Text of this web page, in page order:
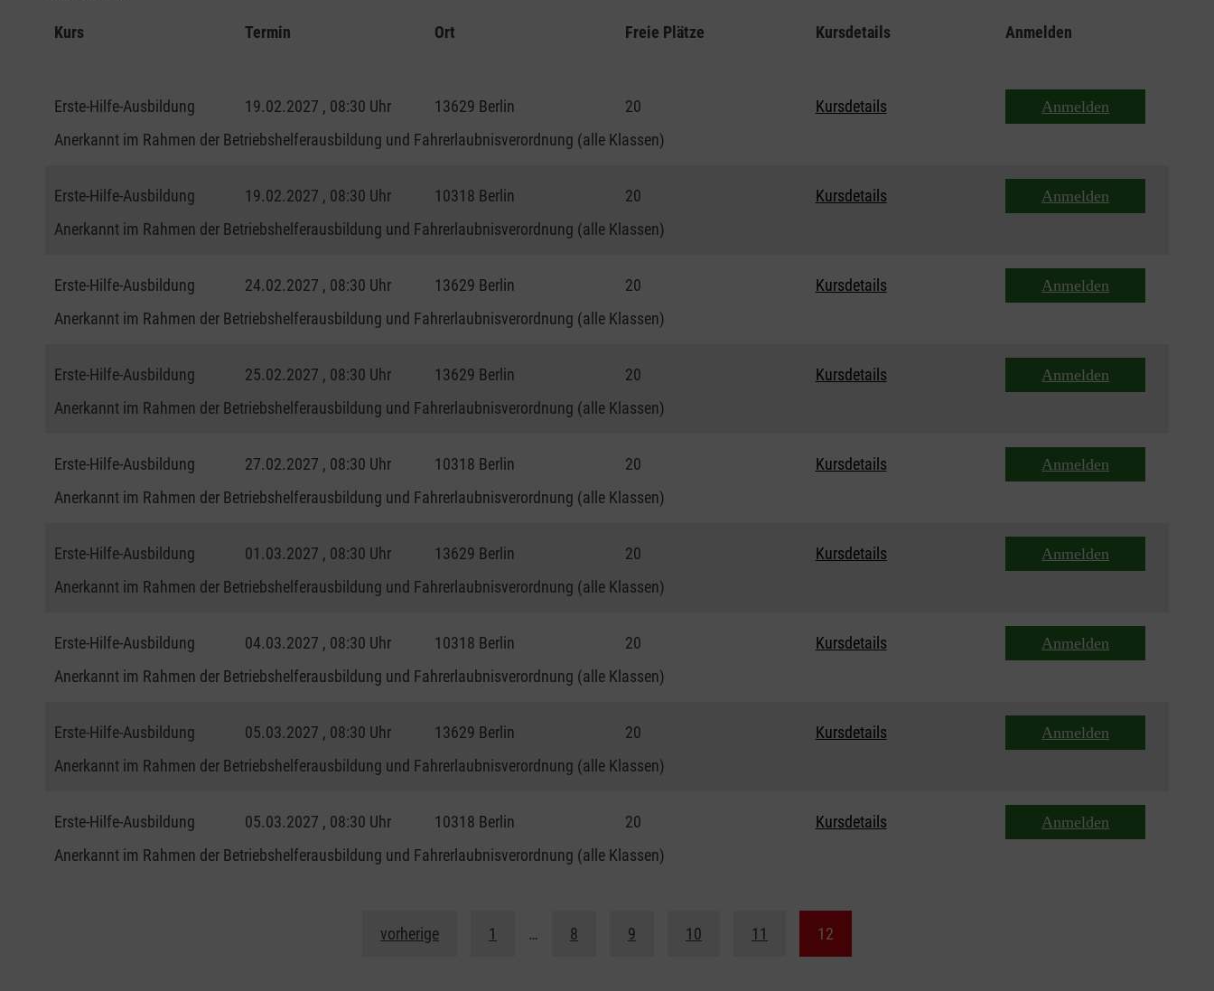
Kurs Termin Ort Freie Plätze Kursdetails Anmelden
Erste-Hilfe-Ausbildung 19.02.2027 , 08:30 Uhr 13629 Berlin 20 Kursdetails Anmelden
Anerkannt im Rahmen der Betriebshelferausbildung und Fahrerlaubnisverordnung (alle Klassen)
Erste-Hilfe-Ausbildung 19.02.2027 , 08:30 Uhr 10318 Berlin 20 Kursdetails Anmelden
Anerkannt im Rahmen der Betriebshelferausbildung und Fahrerlaubnisverordnung (alle Klassen)
Erste-Hilfe-Ausbildung 24.02.2027 , 08:30 Uhr 13629 Berlin 20 Kursdetails Anmelden
Anerkannt im Rahmen der Betriebshelferausbildung und Fahrerlaubnisverordnung (alle Klassen)
Erste-Hilfe-Ausbildung 25.02.2027 , 08:30 Uhr 13629 Berlin 20 Kursdetails Anmelden
Anerkannt im Rahmen der Betriebshelferausbildung und Fahrerlaubnisverordnung (alle Klassen)
Erste-Hilfe-Ausbildung 27.02.2027 , 08:30 Uhr 10318 Berlin 20 Kursdetails Anmelden
Anerkannt im Rahmen der Betriebshelferausbildung und Fahrerlaubnisverordnung (alle Klassen)
Erste-Hilfe-Ausbildung 01.03.2027 , 08:30 Uhr 13629 Berlin 20 Kursdetails Anmelden
Anerkannt im Rahmen der Betriebshelferausbildung und Fahrerlaubnisverordnung (alle Klassen)
Erste-Hilfe-Ausbildung 04.03.2027 , 08:30 Uhr 10318 Berlin 20 Kursdetails Anmelden
Anerkannt im Rahmen der Betriebshelferausbildung und Fahrerlaubnisverordnung (alle Klassen)
Erste-Hilfe-Ausbildung 05.03.2027 , 08:30 Uhr 13629 Berlin 20 Kursdetails Anmelden
Anerkannt im Rahmen der Betriebshelferausbildung und Fahrerlaubnisverordnung (alle Klassen)
Erste-Hilfe-Ausbildung 05.03.2027 , 08:30 Uhr 10318 Berlin 20 Kursdetails Anmelden
Anerkannt im Rahmen der Betriebshelferausbildung und Fahrerlaubnisverordnung (alle Klassen)
vorherige 1 … 8 9 10 11 12